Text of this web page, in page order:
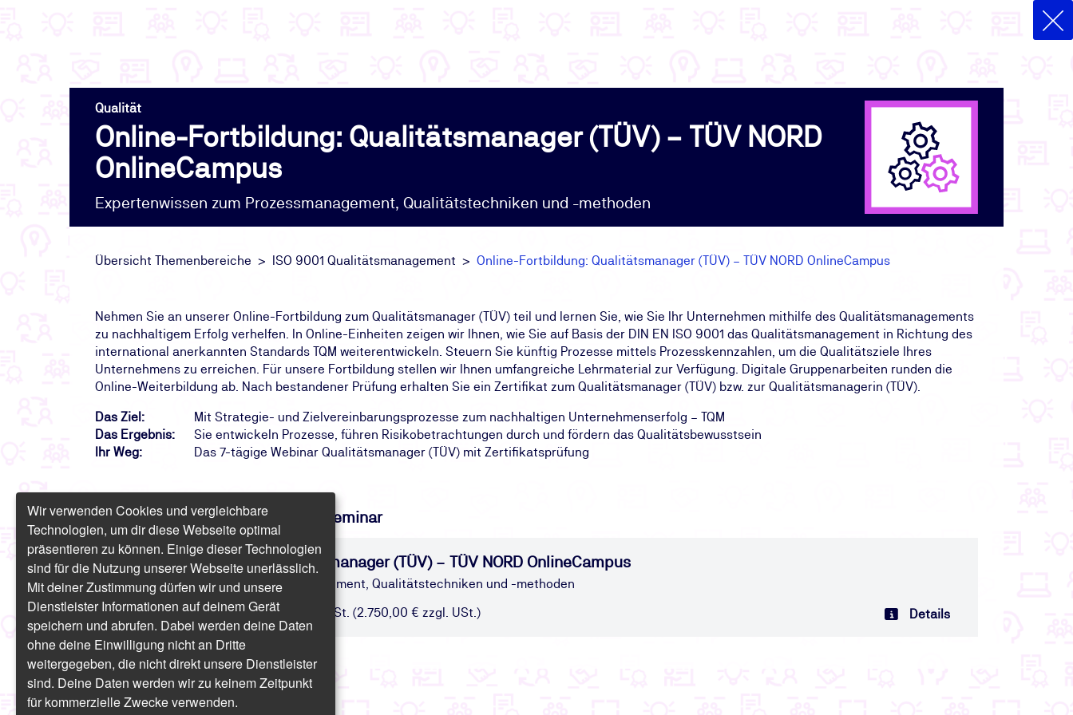
Qualität
Online-Fortbildung: Qualitätsmanager (TÜV) – TÜV NORD
OnlineCampus
Expertenwissen zum Prozessmanagement, Qualitätstechniken und -methoden
Übersicht Themenbereiche ISO 9001 Qualitätsmanagement Online-Fortbildung: Qualitätsmanager (TÜV) – TÜV NORD OnlineCampus
Nehmen Sie an unserer Online-Fortbildung zum Qualitätsmanager (TÜV) teil und lernen Sie, wie Sie Ihr Unternehmen mithilfe des Qualitätsmanagements
zu nachhaltigem Erfolg verhelfen. In Online-Einheiten zeigen wir Ihnen, wie Sie auf Basis der DIN EN ISO 9001 das Qualitätsmanagement in Richtung des
international anerkannten Standards TQM weiterentwickeln. Steuern Sie künftig Prozesse mittels Prozesskennzahlen, um die Qualitätsziele Ihres
Unternehmens zu erreichen. Für unsere Fortbildung stellen wir Ihnen umfangreiche Lehrmaterial zur Verfügung. Digitale Gruppenarbeiten runden die
Online-Weiterbildung ab. Nach bestandener Prüfung erhalten Sie ein Zertifikat zum Qualitätsmanager (TÜV) bzw. zur Qualitätsmanagerin (TÜV).
Das Ziel:
Mit Strategie- und Zielvereinbarungsprozesse zum nachhaltigen Unternehmenserfolg – TQM
Das Ergebnis:
Sie entwickeln Prozesse, führen Risikobetrachtungen durch und fördern das Qualitätsbewusstsein
Ihr Weg:
Das 7-tägige Webinar Qualitätsmanager (TÜV) mit Zertifikatsprüfung
Finden Sie freie Termine für das Seminar
Online-Fortbildung: Qualitätsmanager (TÜV) – TÜV NORD OnlineCampus
Expertenwissen zum Prozessmanagement, Qualitätstechniken und -methoden
Online | 7 Tage | ab 3.272,50 € inkl. USt. (2.750,00 € zzgl. USt.) Details
Wir verwenden Cookies und vergleichbare
Technologien, um dir diese Webseite optimal
präsentieren zu können. Einige dieser Technologien
sind für die Nutzung unserer Webseite unerlässlich.
Mit deiner Zustimmung dürfen wir und unsere
Dienstleister Informationen auf deinem Gerät
speichern und abrufen. Dabei werden deine Daten
ohne deine Einwilligung nicht an Dritte
weitergegeben, die nicht direkt unsere Dienstleister
sind. Deine Daten werden wir zu keinem Zeitpunkt
für kommerzielle Zwecke verwenden.